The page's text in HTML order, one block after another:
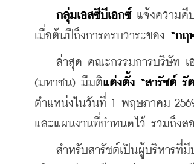
กลุ่มเอสซีบีเอกซ์ แจ้งความคืบ
เมื่อต้นปีถึงการครบวาระของ “กฤ
ล่าสุด คณะกรรมการบริษัท เอ
(มหาชน) มีมติแต่งตั้ง “สารัชต์ รั
ตำแหน่งในวันที่ 1 พฤษภาคม
และแผนงานที่กำหนดไว้ รวมถึงส
สำหรับสารัชต์เป็นผู้บริหารที่มีป